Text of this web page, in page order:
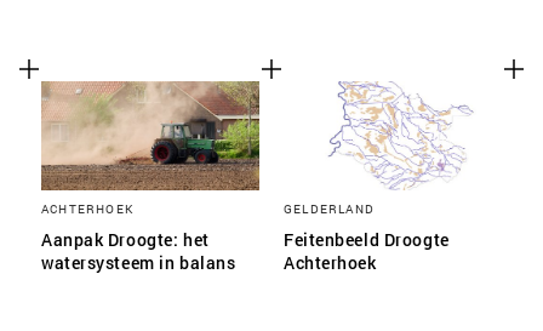
ACHTERHOEK
Aanpak Droogte: het
watersysteem in balans
GELDERLAND
Feitenbeeld Droogte
Achterhoek